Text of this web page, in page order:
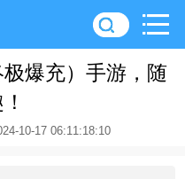
爆充）手游，随
10-17 06:11:18:10